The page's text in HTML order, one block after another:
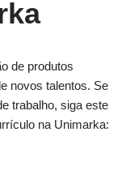
de produtos
novos talentos. Se
trabalho, siga este
na Unimarka: